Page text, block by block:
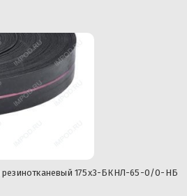
резинотканевый 175х3-БКНЛ-65-0/0-НБ